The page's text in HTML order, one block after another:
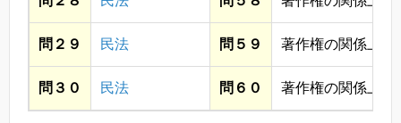
問２９ 民法 問５９ 著作権の関係上省
問３０ 民法 問６０ 著作権の関係上省